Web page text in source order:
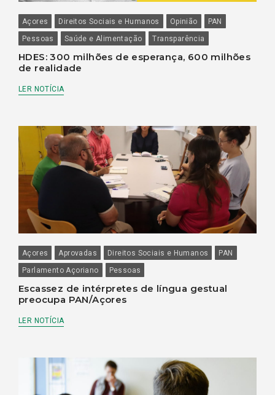
Açores Direitos Sociais e Humanos Opinião
PAN
Pessoas
Saúde e Alimentação Transparência
HDES: 300 milhões de esperança, 600 milhões
de realidade
LER NOTÍCIA
Açores Aprovadas Direitos Sociais e Humanos
PAN
Parlamento Açoriano
Pessoas
Escassez de intérpretes de língua gestual
preocupa PAN/Açores
LER NOTÍCIA